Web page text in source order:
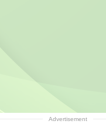
Advertisement